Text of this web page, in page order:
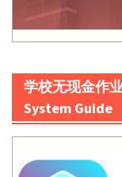
学校无现金作
System Guide